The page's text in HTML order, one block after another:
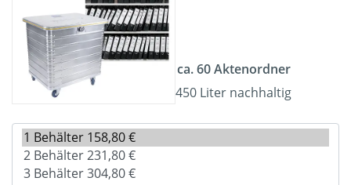
ca. 60 Aktenordner
450 Liter nachhaltig